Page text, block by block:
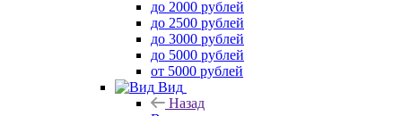
до 2000 рублей
до 2500 рублей
до 3000 рублей
до 5000 рублей
от 5000 рублей
Вид
Назад